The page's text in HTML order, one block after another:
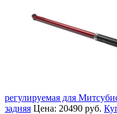
регулируемая для
задняя Цена: 20490 руб.